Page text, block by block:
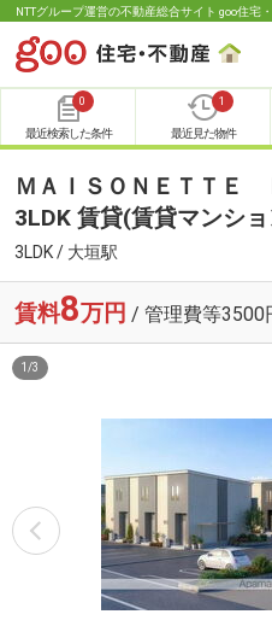
NTTグループ運営の不動産総合サイト goo住宅
0
最近検索した条件
1
最近見た物件
ＭＡＩＳＯＮＥＴＴＥ
3LDK 賃貸(賃貸マンシ
3LDK / 大垣駅
賃料8万円 / 管理費等3500
1 /3